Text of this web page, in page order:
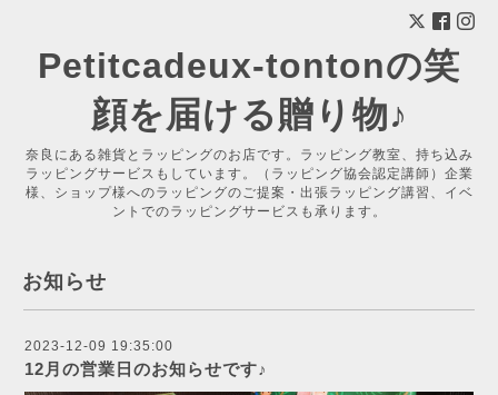
Petitcadeux-tontonの笑
顔を届ける贈り物♪
奈良にある雑貨とラッピングのお店です。ラッピング教室、持ち込み
ラッピングサービスもしています。（ラッピング協会認定講師）企業
様、ショップ様へのラッピングのご提案・出張ラッピング講習、イベ
ントでのラッピングサービスも承ります。
お知らせ
2023-12-09 19:35:00
12月の営業日のお知らせです♪